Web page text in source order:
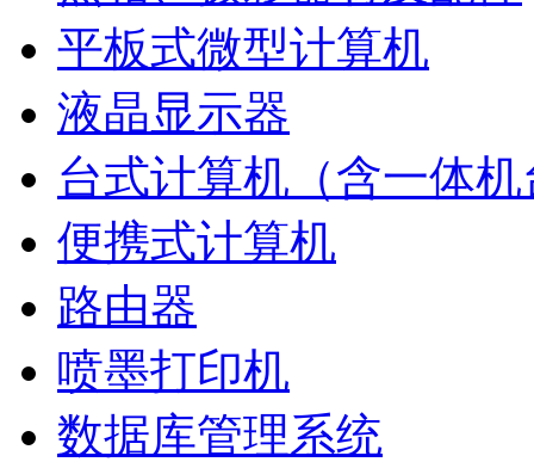
平板式微型计算机
液晶显示器
台式计算机（含一体
便携式计算机
路由器
喷墨打印机
数据库管理系统